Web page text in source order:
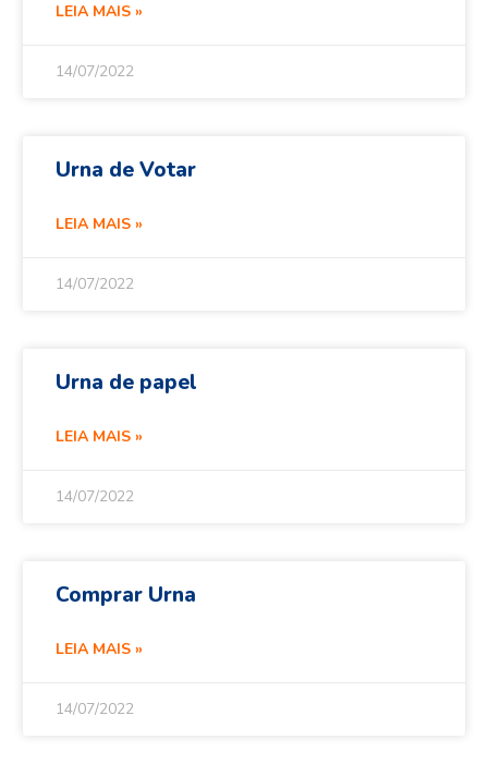
LEIA MAIS »
14/07/2022
Urna de Votar
LEIA MAIS »
14/07/2022
Urna de papel
LEIA MAIS »
14/07/2022
Comprar Urna
LEIA MAIS »
14/07/2022